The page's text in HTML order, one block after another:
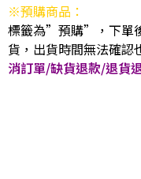
※預購商品：
標籤為”預購”，下單
貨，出貨時間無法確認
消訂單/缺貨退款/退貨